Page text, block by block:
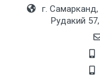
г. Самарканд,
Рудакий